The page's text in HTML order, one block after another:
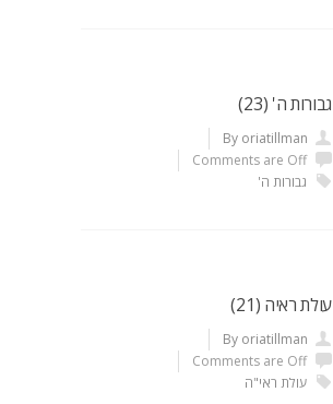
גבורות ה' (23)
By oriatillman
Comments are Off
גבורות ה'
עולת ראיה (21)
By oriatillman
Comments are Off
עולת ראי"ה